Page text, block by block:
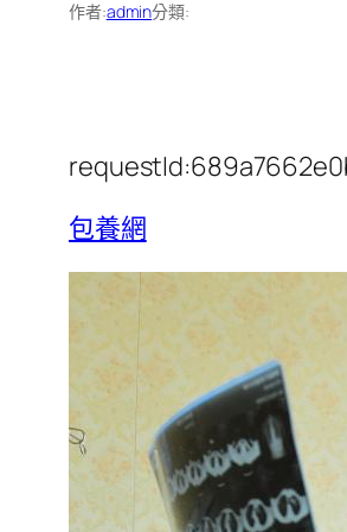
作者:admin分類:
包養網